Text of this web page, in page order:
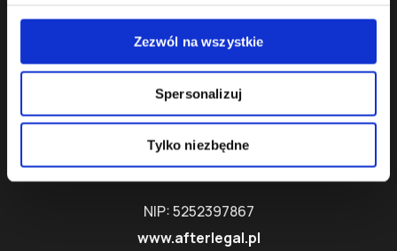
Zezwól na wszystkie
Spersonalizuj
Tylko niezbędne
Dane kontaktowe
After Legal Kancelaria
Radcy Prawnego Łukasz Kulicki
03-738 Warszawa, Polska
NIP: 5252397867
www.afterlegal.pl